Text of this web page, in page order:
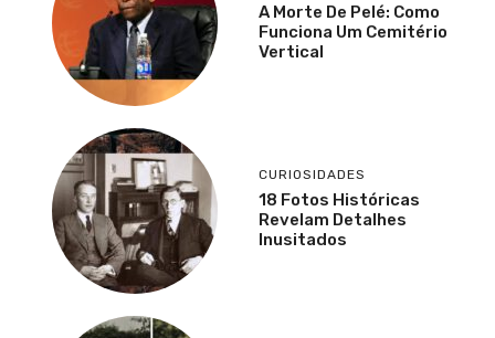
A Morte De Pelé: Como
Funciona Um Cemitério
Vertical
CURIOSIDADES
18 Fotos Históricas
Revelam Detalhes
Inusitados